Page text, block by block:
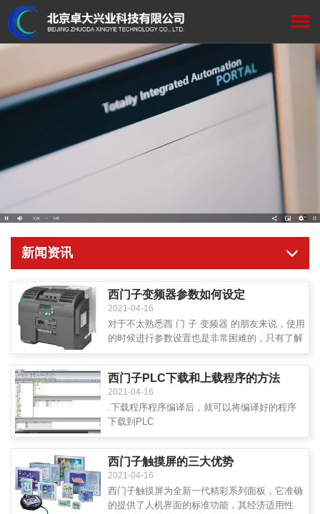
新闻资讯
西门子变频器参数如何设定
2021-04-16
对于不太熟悉西 门 子 变频器 的朋友来说，使用
的时候进行参数设置也是非常困难的，只有了解
可以起到一定的解决作用。西门子变频器参数设
置方法是什么?
西门子PLC下载和上载程序的方法
2021-04-16
.下载程序程序编译后，就可以将编译好的程序
下载到PLC
西门子触摸屏的三大优势
2021-04-16
西门子触摸屏为全新一代精彩系列面板，它准确
的提供了人机界面的标准功能，其经济适用性